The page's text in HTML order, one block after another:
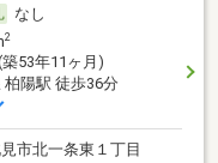
なし
2
53年11ヶ月)
柏陽駅 徒歩36分
市北一条東１丁目